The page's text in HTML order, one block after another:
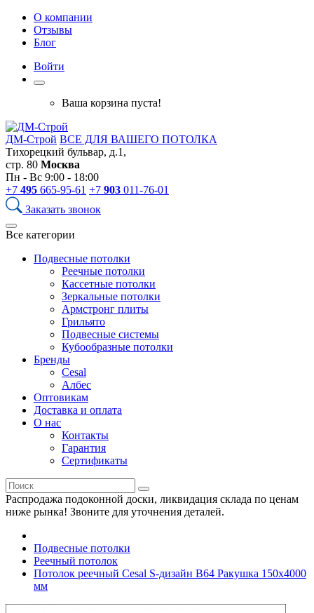
О компании
Отзывы
Блог
Войти
Ваша корзина пуста!
ДМ-Строй ВСЕ ДЛЯ ВАШЕГО ПОТОЛКА
Тихорецкий бульвар, д.1,
стр. 80 Москва
Пн - Вс 9:00 - 18:00
+7 495 665-95-61 +7 903 011-76-01
Заказать звонок
Все категории
Подвесные потолки
Реечные потолки
Кассетные потолки
Зеркальные потолки
Армстронг плиты
Грильято
Подвесные системы
Кубообразные потолки
Бренды
Cesal
Албес
Оптовикам
Доставка и оплата
О нас
Контакты
Гарантия
Сертификаты
Распродажа подоконной доски, ликвидация склада по ценам
ниже рынка! Звоните для уточнения деталей.
Подвесные потолки
Реечный потолок
Потолок реечный Cesal S-дизайн В64 Ракушка 150х4000
мм